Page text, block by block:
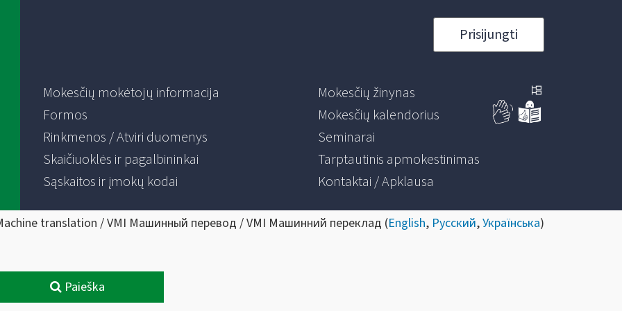
Prisijungti
Mokesčių mokėtojų informacija
Formos
Rinkmenos / Atviri duomenys
Skaičiuoklės ir pagalbininkai
Sąskaitos ir įmokų kodai
Mokesčių žinynas
Mokesčių kalendorius
Seminarai
Tarptautinis apmokestinimas
Kontaktai / Apklausa
translation / VMI Машинный перевод / VMI Машинний переклад (English, Русский,Українська)
Paieška